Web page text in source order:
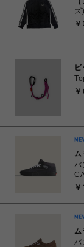
ム
バ
く
ム
バ